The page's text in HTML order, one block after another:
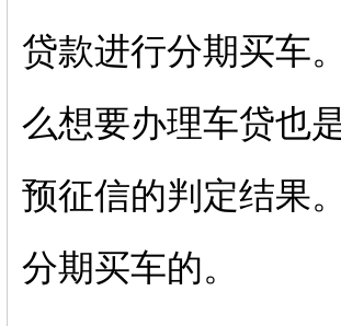
贷款进行分期买车
么想要办理车贷也
预征信的判定结果
分期买车的。